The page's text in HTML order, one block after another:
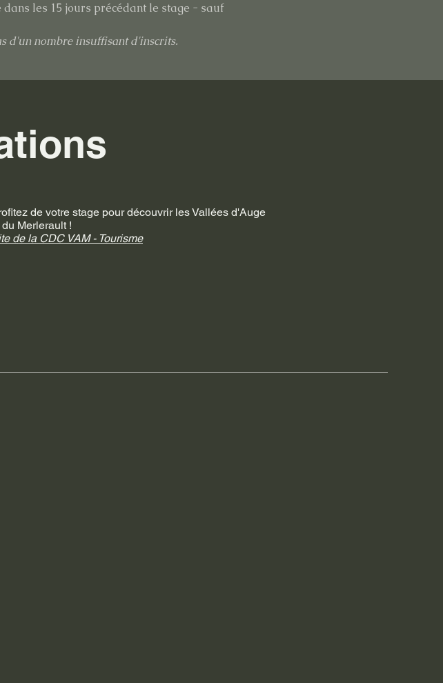
les 15 jours précédant le stage - sauf
d'un nombre insuffisant d'inscrits.
de votre stage pour découvrir les Vallées d'Auge
du Merlerault !
de la CDC VAM - Tourisme